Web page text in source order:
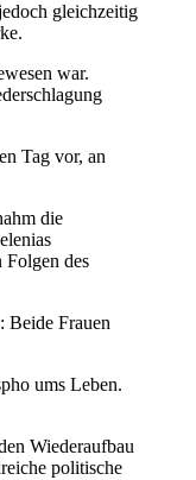
gleichzeitig
war.
Tag vor, an
die
Folgen des
Beide Frauen
ums Leben.
Wiederaufbau
politische